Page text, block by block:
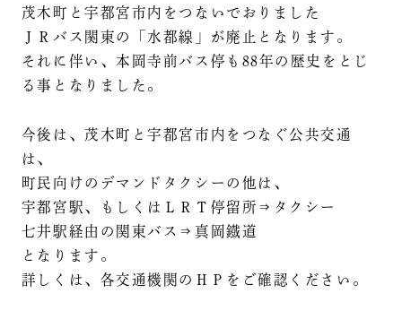
茂木町と宇都宮市内をつないでおりました
ＪＲバス関東の「水都線」が廃止となります。
それに伴い、本岡寺前バス停も88年の歴史をとじ
る事となりました。
今後は、茂木町と宇都宮市内をつなぐ公共交通
は、
町民向けのデマンドタクシーの他は、
宇都宮駅、もしくはＬＲＴ停留所⇒タクシー
七井駅経由の関東バス⇒真岡鐡道
となります。
詳しくは、各交通機関のＨＰをご確認ください。